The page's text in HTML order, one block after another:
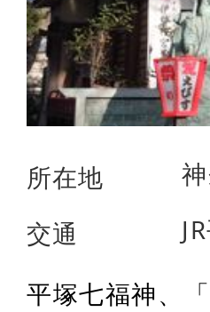
所在地
交通
平塚七福神、